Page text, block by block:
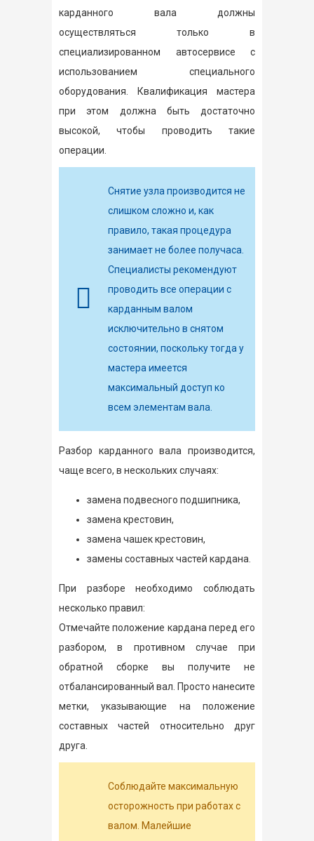
карданного вала должны
осуществляться только в
специализированном автосервисе с
использованием специального
оборудования. Квалификация мастера
при этом должна быть достаточно
высокой, чтобы проводить такие
операции.
Снятие узла производится не
слишком сложно и, как
правило, такая процедура
занимает не более получаса.
Специалисты рекомендуют
проводить все операции с
карданным валом
исключительно в снятом
состоянии, поскольку тогда у
мастера имеется
максимальный доступ ко
всем элементам вала.
Разбор карданного вала производится,
чаще всего, в нескольких случаях:
замена подвесного подшипника,
замена крестовин,
замена чашек крестовин,
замены составных частей кардана.
При разборе необходимо соблюдать
несколько правил:
Отмечайте положение кардана перед его
разбором, в противном случае при
обратной сборке вы получите не
отбалансированный вал. Просто нанесите
метки, указывающие на положение
составных частей относительно друг
друга.
Соблюдайте максимальную
осторожность при работах с
валом. Малейшие